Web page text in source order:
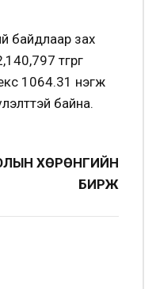
байдлаар зах
төгрөг
1064.31 нэгж
байна.
ХӨРӨНГИЙН
БИРЖ